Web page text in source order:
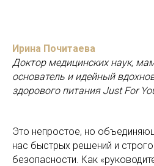
Ирина Почитаева
Доктор медицинских наук,
основатель и идейный
здорового питания Just For
Это непростое, но
нас быстрых решений и
безопасности. Как